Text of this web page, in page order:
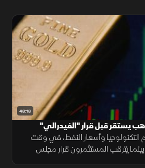
48:18
يستقر قبل قرار "الفيدرالي"
وأسعار النفط، في وقت
يترقب المستثمرون قرار مجلس